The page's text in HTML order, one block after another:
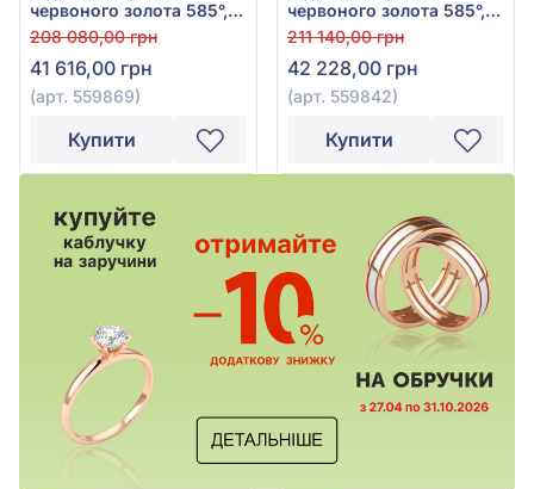
червоного золота 585°,
арт. 559869
208 080,00 грн
41 616,00 грн
(арт. 559869)
Купити
червоного золота 585°,
арт. 559842
211 140,00 грн
42 228,00 грн
(арт. 559842)
Купити